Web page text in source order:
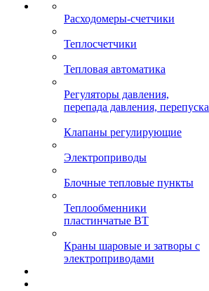
Расходомеры-счетчики
Теплосчетчики
Тепловая автоматика
Регуляторы давления,
перепада давления, перепуска
Клапаны регулирующие
Электроприводы
Блочные тепловые пункты
Теплообменники
пластинчатые ВТ
Краны шаровые и затворы с
электроприводами